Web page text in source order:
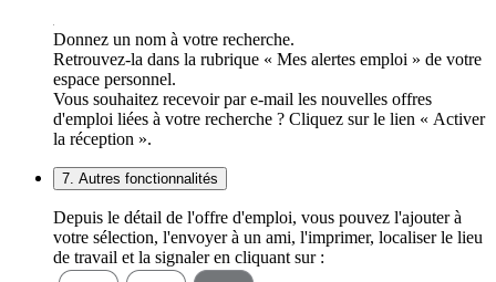
Donnez un nom à votre recherche.
Retrouvez-la dans la rubrique « Mes alertes emploi » de votre
espace personnel.
Vous souhaitez recevoir par e-mail les nouvelles offres
d'emploi liées à votre recherche ? Cliquez sur le lien « Activer
la réception ».
7. Autres fonctionnalités
Depuis le détail de l'offre d'emploi, vous pouvez l'ajouter à
votre sélection, l'envoyer à un ami, l'imprimer, localiser le lieu
de travail et la signaler en cliquant sur :